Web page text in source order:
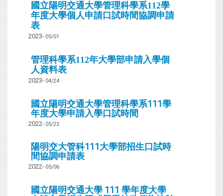
國立陽明交通大學管理科學系112學
年度大學個人申請口試時間協調申請
表
2023- 05/01
管理科學系112年大學部申請入學個
人資料表
2023- 04/24
國立陽明交通大學管理科學系111學
年度大學申請入學口試時間
2022- 05/23
陽明交大管科111大學部招生口試時
間協調申請表
2022- 05/06
國立陽明交通大學 111 學年度大學